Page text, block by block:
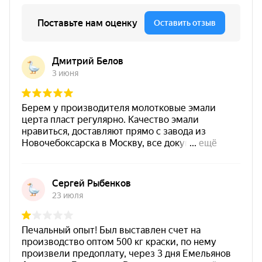
абразивному износу и механическим нагрузкам.
Химстойкость— устойчивость к химически
помещений).
Гидроизолирующий эффект
и грязи, меньше впитывание загрязнений.
Пониженное пыле- и грязеудержание— проще
уборка и уход за покрытием.
Паропроницаемость— помогает поддерживать
Атмосферо- и морозостойкость
эксплуатации на открытых площадках.
Температурная стойкость
Характеристики